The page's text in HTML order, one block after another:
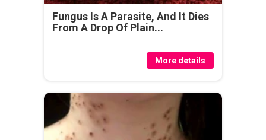
Fungus Is A Parasite, And It Dies
From A Drop Of Plain...
More details